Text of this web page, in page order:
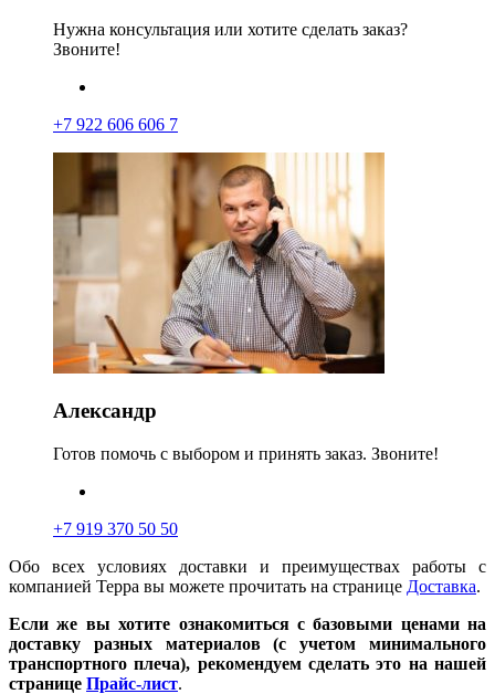
Нужна консультация или хотите сделать заказ?
Звоните!
+7 922 606 606 7
Александр
Готов помочь с выбором и принять заказ. Звоните!
+7 919 370 50 50
Обо всех условиях доставки и преимуществах работы с
компанией Терра вы можете прочитать на странице Доставка.
Если же вы хотите ознакомиться с базовыми ценами на
доставку разных материалов (с учетом минимального
транспортного плеча), рекомендуем сделать это на нашей
странице Прайс-лист.